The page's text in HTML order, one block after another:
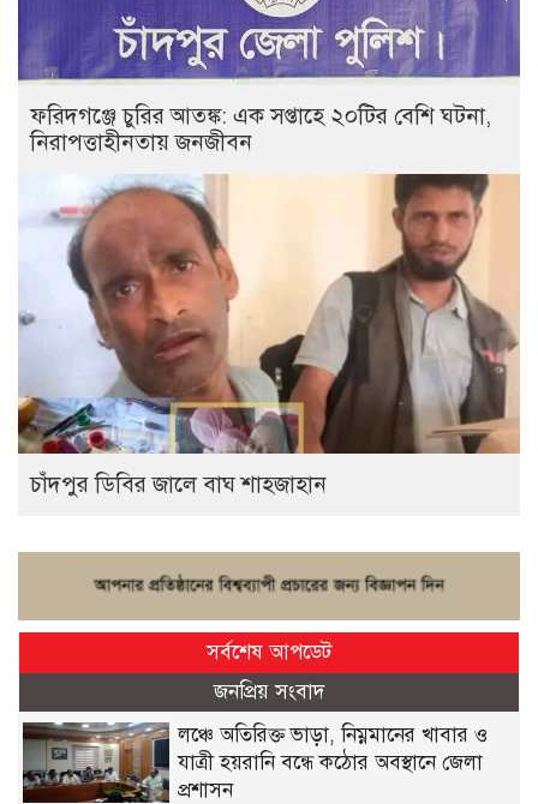
ফরিদগঞ্জে চুরির আতঙ্ক: এক সপ্তাহে ২০টির বেশি ঘটনা,
নিরাপত্তাহীনতায় জনজীবন
চাঁদপুর ডিবির জালে বাঘ শাহজাহান
সর্বশেষ আপডেট
জনপ্রিয় সংবাদ
লঞ্চে অতিরিক্ত ভাড়া, নিম্নমানের খাবার ও
যাত্রী হয়রানি বন্ধে কঠোর অবস্থানে জেলা
প্রশাসন